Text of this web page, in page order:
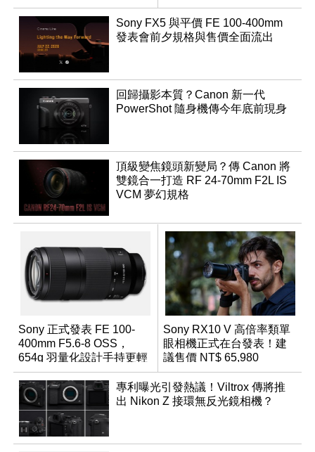
鏡
Sony FX5 與平價 FE 100-400mm
發表會前夕規格與售價全面流出
回歸攝影本質？Canon 新一代
PowerShot 隨身機傳今年底前現身
頂級變焦鏡頭新變局？傳 Canon 將
雙鏡合一打造 RF 24-70mm F2L IS
VCM 夢幻規格
Sony 正式發表 FE 100-
400mm F5.6-8 OSS，
654g 羽量化設計手持更輕
鬆
Sony RX10 V 高倍率類單
眼相機正式在台發表！建
議售價 NT$ 65,980
專利曝光引發熱議！Viltrox 傳將推
出 Nikon Z 接環無反光鏡相機？